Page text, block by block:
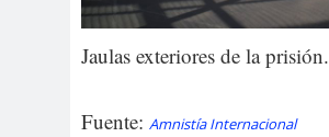
Jaulas exteriores de la prisión.
Fuente: Amnistía Internacional